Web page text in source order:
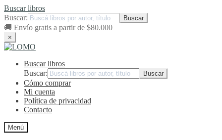
Buscar libros
Buscar:
🚚 Envío gratis a partir de $80.000
×
Ir
navegación
Ir
contenidoBuscar libros
Buscar:
Cómo comprar
Mi cuenta
Política de privacidad
Contacto
Menú